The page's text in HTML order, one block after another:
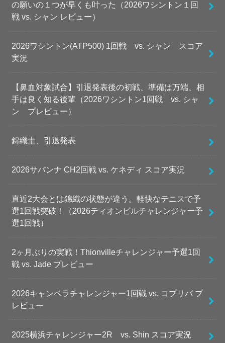
の願いの１つが早くも叶った（2026ワシントン１回
戦 vs. シャン レビュー）
2026ワシントン(ATP500) 1回戦 vs. シャン スコア
実況
【鼻血対象試合】引退発表後の初戦、準備は万端、相
手は良く知る後輩（2026ワシントン1回戦 vs. シャ
ン プレビュー）
錦織圭、引退発表
2026サバンナ CH2回戦 vs. ケネディ スコア実況
直近2大会とは錦織の状態が違う。軽快なテニスで予
選1回戦突破！（2026ティオンビルチャレンジャー予
選1回戦）
2ヶ月ぶりの実戦！Thionvilleチャレンジャー予選1回
戦 vs. Jade プレビュー
2026キャンベラチャレンジャー1回戦 vs. コプリバ プ
レビュー
2025横浜チャレンジャー2R vs. Shin スコア実況